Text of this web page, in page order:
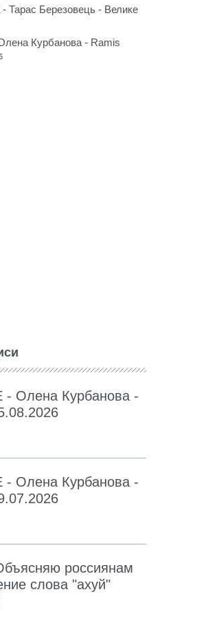
Тарас Березовець - Велике
Курбанова - Ramis
- Олена Курбанова -
- Олена Курбанова -
россиянам
слова "ахуй"